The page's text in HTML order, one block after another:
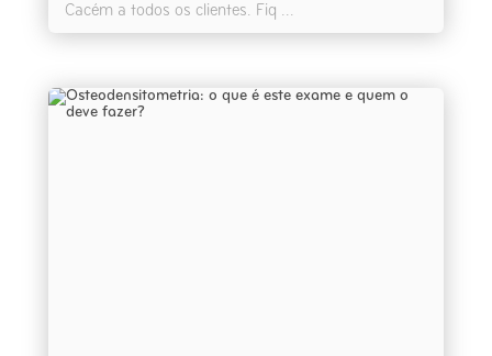
Cacém a todos os clientes. Fiq ...